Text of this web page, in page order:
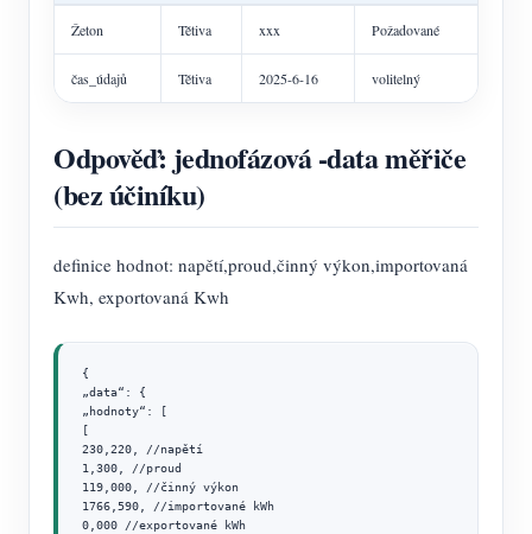
Žeton Tětiva xxx Požadované
čas_údajů Tětiva 2025-6-16 volitelný
Odpověď: jednofázová -data měřiče
(bez účiníku)
definice hodnot: napětí,proud,činný výkon,importovaná
Kwh, exportovaná Kwh
{
„data“: {
„hodnoty“: [
[
230,220, //napětí
1,300, //proud
119,000, //činný výkon
1766,590, //importované kWh
0,000 //exportované kWh